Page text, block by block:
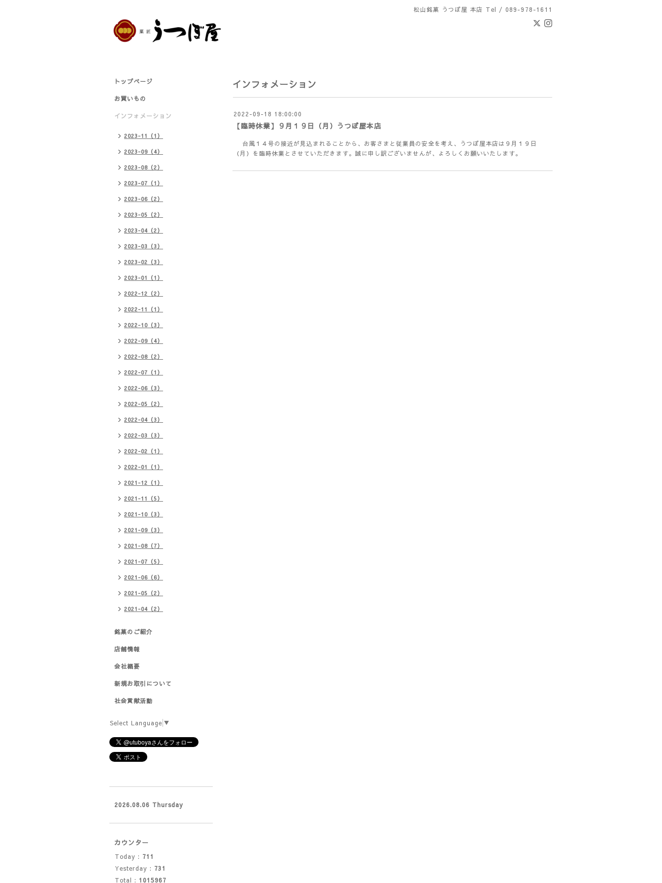
松山銘菓 うつぼ屋 本店 Tel / 089-978-1611
インフォメーション
2022-09-18 18:00:00
【臨時休業】９月１９日（月）うつぼ屋本店
台風１４号の接近が見込まれることから、お客さまと従業員の安全を考え、うつぼ屋本店は９月１９日
（月）を臨時休業とさせていただきます。誠に申し訳ございませんが、よろしくお願いいたします。
トップページ
お買いもの
インフォメーション
2023-11（1）
2023-09（4）
2023-08（2）
2023-07（1）
2023-06（2）
2023-05（2）
2023-04（2）
2023-03（3）
2023-02（3）
2023-01（1）
2022-12（2）
2022-11（1）
2022-10（3）
2022-09（4）
2022-08（2）
2022-07（1）
2022-06（3）
2022-05（2）
2022-04（3）
2022-03（3）
2022-02（1）
2022-01（1）
2021-12（1）
2021-11（5）
2021-10（3）
2021-09（3）
2021-08（7）
2021-07（5）
2021-06（6）
2021-05（2）
2021-04（2）
銘菓のご紹介
店舗情報
会社概要
新規お取引について
社会貢献活動
Select Language ▼
2026.08.06 Thursday
カウンター
Today : 711
Yesterday : 731
Total : 1015967